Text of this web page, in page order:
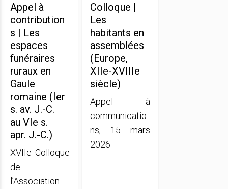
Appel à
contribution
s | Les
espaces
funéraires
ruraux en
Gaule
romaine (Ier
s. av. J.-C.
au VIe s.
apr. J.-C.)
XVIIe Colloque
de
l’Association
Colloque |
Les
habitants en
assemblées
(Europe,
XIIe-XVIIIe
siècle)
Appel à
communicatio
ns, 15 mars
2026